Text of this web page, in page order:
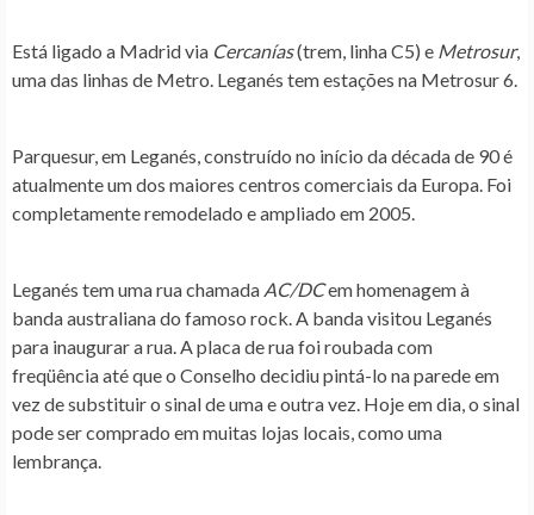
Está ligado a Madrid via Cercanías(trem, linha C5) e Metrosur,
uma das linhas de Metro. Leganés tem estações na Metrosur 6.
Parquesur, em Leganés, construído no início da década de 90 é
atualmente um dos maiores centros comerciais da Europa. Foi
completamente remodelado e ampliado em 2005.
Leganés tem uma rua chamada AC/DCem homenagem à
banda australiana do famoso rock. A banda visitou Leganés
para inaugurar a rua. A placa de rua foi roubada com
freqüência até que o Conselho decidiu pintá-lo na parede em
vez de substituir o sinal de uma e outra vez. Hoje em dia, o sinal
pode ser comprado em muitas lojas locais, como uma
lembrança.